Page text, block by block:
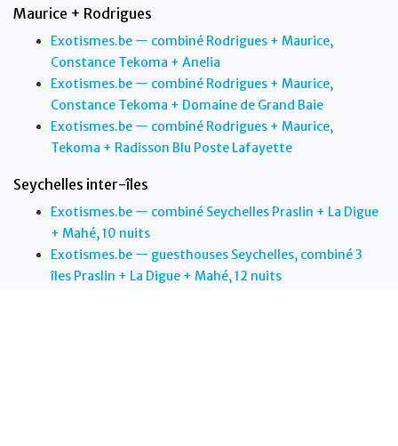
Maurice + Rodrigues
Exotismes.be — combiné Rodrigues + Maurice,
Constance Tekoma + Anelia
Exotismes.be — combiné Rodrigues + Maurice,
Constance Tekoma + Domaine de Grand Baie
Exotismes.be — combiné Rodrigues + Maurice,
Tekoma + Radisson Blu Poste Lafayette
Seychelles inter-îles
Exotismes.be — combiné Seychelles Praslin + La Digue
+ Mahé, 10 nuits
Exotismes.be — guesthouses Seychelles, combiné 3
îles Praslin + La Digue + Mahé, 12 nuits